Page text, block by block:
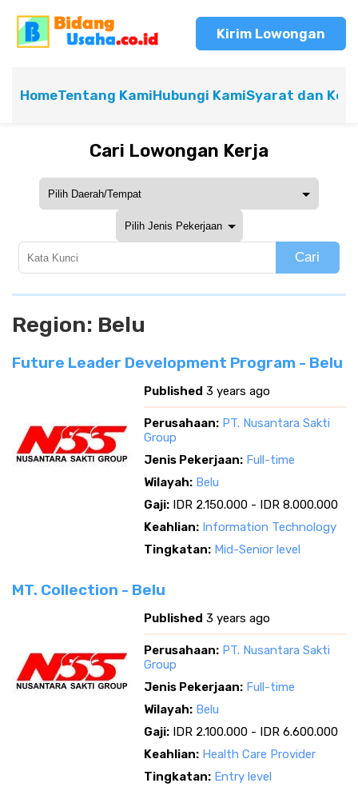
Kirim Lowongan
HomeTentang KamiHubungi KamiSyarat dan
Cari Lowongan Kerja
Cari
Region: Belu
Future Leader Development Program - Belu
Published 3 years ago
Perusahaan: PT. Nusantara Sakti
Group
Jenis Pekerjaan: Full-time
Wilayah: Belu
Gaji: IDR 2.150.000 - IDR 8.000.000
Keahlian: Information Technology
Tingkatan: Mid-Senior level
MT. Collection - Belu
Published 3 years ago
Perusahaan: PT. Nusantara Sakti
Group
Jenis Pekerjaan: Full-time
Wilayah: Belu
Gaji: IDR 2.100.000 - IDR 6.600.000
Keahlian: Health Care Provider
Tingkatan: Entry level